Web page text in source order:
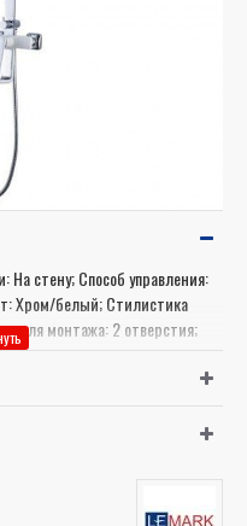
На стену; Способ управления:
Хром/белый; Стилистика
для монтажа: 2 отверстия;
пластинами